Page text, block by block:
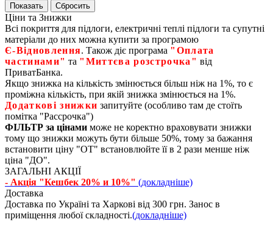
Ціни та Знижки
Всі покриття для підлоги, електричні теплі підлоги та супутні
матеріали до них можна купити за програмою
Є‑Відновлення. Також діє програма "Оплата
частинами" та "Миттєва розстрочка" від
ПриватБанка.
Якщо знижка на кількість змінюється більш ніж на 1%, то є
проміжна кількість, при якій знижка змінюється на 1%.
Додаткові знижки запитуйте (особливо там де стоїть
помітка "Рассрочка")
ФІЛЬТР за цінами може не коректно враховувати знижки
тому що знижки можуть бути більше 50%, тому за бажання
встановити ціну "ОТ" встановлюйте її в 2 рази менше ніж
ціна "ДО".
ЗАГАЛЬНІ АКЦІЇ
- Акція "Кешбек 20% и 10%" (докладніше)
Доставка
Доставка по Україні та Харкові від 300 грн. Занос в
приміщення любої складності.(докладніше)